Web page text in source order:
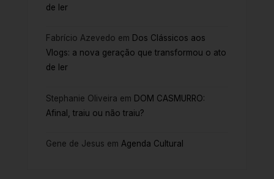
de ler
Fabrício Azevedo em Dos Clássicos aos
Vlogs: a nova geração que transformou o ato
de ler
Stephanie Oliveira em DOM CASMURRO:
Afinal, traiu ou não traiu?
Gene de Jesus em Agenda Cultural